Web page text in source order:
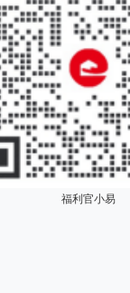
福利官小易